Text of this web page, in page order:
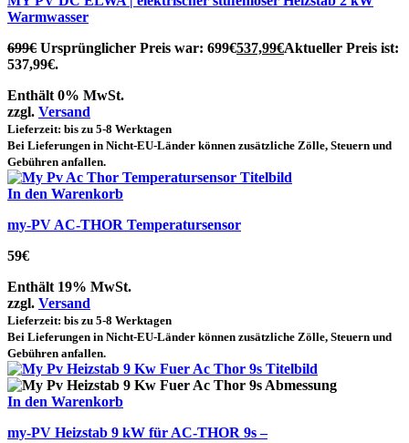
Warmwasser
699€ Ursprünglicher Preis war: 699€537,99€Aktueller Preis ist:
537,99€.
Enthält 0% MwSt.
zzgl. Versand
Lieferzeit: bis zu 5-8 Werktagen
Bei Lieferungen in Nicht-EU-Länder können zusätzliche Zölle, Steuern und
Gebühren anfallen.
In den Warenkorb
my-PV AC-THOR Temperatursensor
59€
Enthält 19% MwSt.
zzgl. Versand
Lieferzeit: bis zu 5-8 Werktagen
Bei Lieferungen in Nicht-EU-Länder können zusätzliche Zölle, Steuern und
Gebühren anfallen.
In den Warenkorb
my-PV Heizstab 9 kW für AC-THOR 9s –